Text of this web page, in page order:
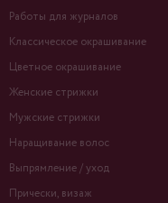
Работы для журналов
Классическое окрашивание
Цветное окрашивание
Женские стрижки
Мужские стрижки
Наращивание волос
Выпрямление / уход
Прически, визаж